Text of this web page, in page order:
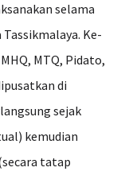
selama
Ke-
MTQ, Pidato,
di
sejak
kemudian
tatap